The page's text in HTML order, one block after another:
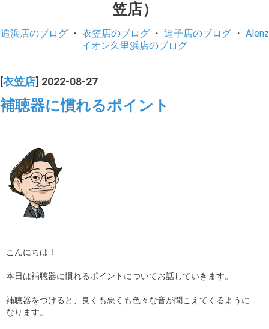
ショップ
お客さまの声
コラム
ブログ
笠店）
追浜店のブログ・ 衣笠店のブログ・ 逗子店のブログ・ Alenz
イオン久里浜店のブログ
衣笠店 ] 2022-08-27
補聴器に慣れるポイント
こんにちは！
本日は補聴器に慣れるポイントについてお話していきます。
補聴器をつけると、良くも悪くも色々な音が聞こえてくるように
なります。